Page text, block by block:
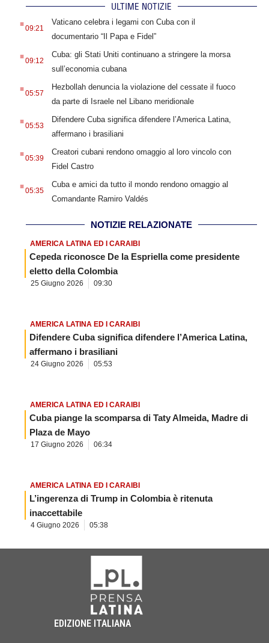
ULTIME NOTIZIE
.09:21
Vaticano celebra i legami con Cuba con il
documentario “Il Papa e Fidel”
.09:12
Cuba: gli Stati Uniti continuano a stringere la morsa
sull’economia cubana
.05:57
Hezbollah denuncia la violazione del cessate il fuoco
da parte di Israele nel Libano meridionale
.05:53
Difendere Cuba significa difendere l’America Latina,
affermano i brasiliani
.05:39
Creatori cubani rendono omaggio al loro vincolo con
Fidel Castro
.05:35
Cuba e amici da tutto il mondo rendono omaggio al
Comandante Ramiro Valdés
NOTIZIE RELAZIONATE
AMERICA LATINA ED I CARAIBI
Cepeda riconosce De la Espriella come presidente
eletto della Colombia
25 Giugno 2026 09:30
AMERICA LATINA ED I CARAIBI
Difendere Cuba significa difendere l’America Latina,
affermano i brasiliani
24 Giugno 2026 05:53
AMERICA LATINA ED I CARAIBI
Cuba piange la scomparsa di Taty Almeida, Madre di
Plaza de Mayo
17 Giugno 2026 06:34
AMERICA LATINA ED I CARAIBI
L’ingerenza di Trump in Colombia è ritenuta
inaccettabile
4 Giugno 2026 05:38
EDIZIONE ITALIANA